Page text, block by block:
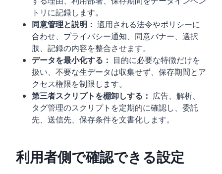
トリに記録します。
同意管理と説明： 適用される法令やポリシーに
合わせ、プライバシー通知、同意バナー、選択
肢、記録の内容を整合させます。
データを最小化する： 目的に必要な特徴だけを
扱い、不要な生データは収集せず、保存期間とア
クセス権限を制限します。
第三者スクリプトを棚卸しする： 広告、解析、
タグ管理のスクリプトを定期的に確認し、委託
先、送信先、保存条件を文書化します。
利用者側で確認できる設定